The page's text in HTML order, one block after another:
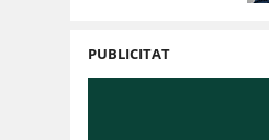
PUBLICITAT